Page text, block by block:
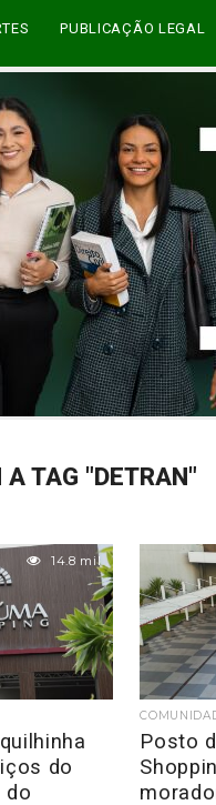
PUBLICAÇÃO LEGAL
A TAG "DETRAN"
14.8 mil
do
do
Posto